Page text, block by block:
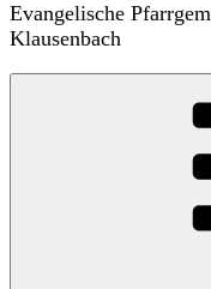
Evangelische
Klausenbach